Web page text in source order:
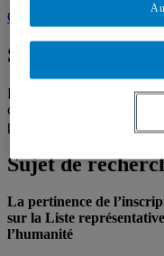
Spécialités
Droit public – droit
culturel immatériel –
patrimoine culturel
Sujet de
La pertinence de
sur la Liste
l’humanité